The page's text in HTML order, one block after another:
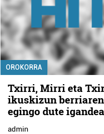
OROKORRA
Txirri, Mirri eta
ikuskizun
egingo dute
admin